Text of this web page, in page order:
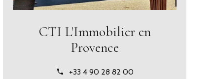
CTI L'Immobilier en
Provence
+33 4 90 28 82 00